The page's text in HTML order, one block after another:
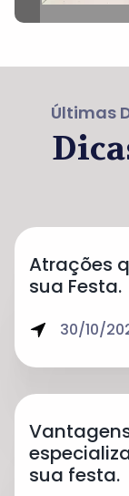
Últimas
Atrações
sua Festa.
30/10/
sua festa.